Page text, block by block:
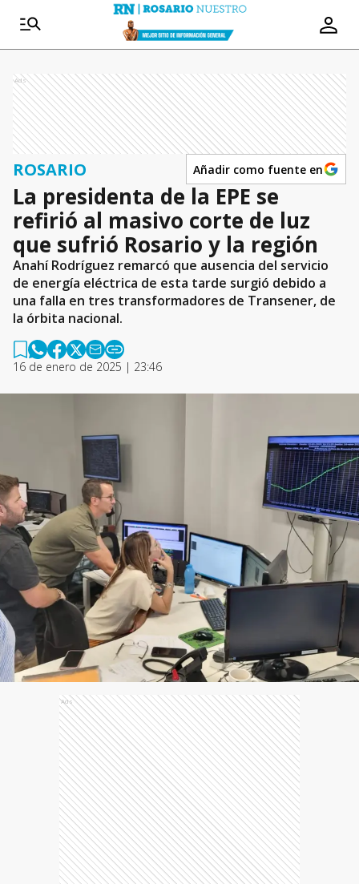
Ads
ROSARIO Añadir como fuente en
La presidenta de la EPE se
refirió al masivo corte de luz
que sufrió Rosario y la región
Anahí Rodríguez remarcó que ausencia del servicio
de energía eléctrica de esta tarde surgió debido a
una falla en tres transformadores de Transener, de
la órbita nacional.
16 de enero de 2025 | 23:46
Ads